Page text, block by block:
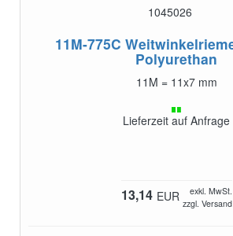
1045026
11M-775C
Polyurethan
11M = 11x7 mm
Lieferzeit auf Anfrage
13,14 EUR
exkl. MwSt.
zzgl. Versand